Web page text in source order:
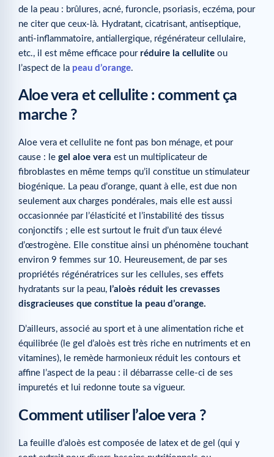
de la peau : brûlures, acné, furoncle, psoriasis, eczéma, pour
ne citer que ceux-là. Hydratant, cicatrisant, antiseptique,
anti-inflammatoire, antiallergique, régénérateur cellulaire,
etc., il est même efficace pourréduire la cellulite ou
l’aspect de la peau d’orange.
Aloe vera et cellulite : comment ça
marche ?
Aloe vera et cellulite ne font pas bon ménage, et pour
cause : le gel aloe vera est un multiplicateur de
fibroblastes en même temps qu’il constitue un stimulateur
biogénique. La peau d’orange, quant à elle, est due non
seulement aux charges pondérales, mais elle est aussi
occasionnée par l’élasticité et l’instabilité des tissus
conjonctifs ; elle est surtout le fruit d’un taux élevé
d’œstrogène. Elle constitue ainsi un phénomène touchant
environ 9 femmes sur 10. Heureusement, de par ses
propriétés régénératrices sur les cellules, ses effets
hydratants sur la peau, l’aloès réduit les crevasses
disgracieuses que constitue la peau d’orange.
D’ailleurs, associé au sport et à une alimentation riche et
équilibrée (le gel d’aloès est très riche en nutriments et en
vitamines), le remède harmonieux réduit les contours et
affine l’aspect de la peau : il débarrasse celle-ci de ses
impuretés et lui redonne toute sa vigueur.
Comment utiliser l’aloe vera ?
La feuille d’aloès est composée de latex et de gel (qui y